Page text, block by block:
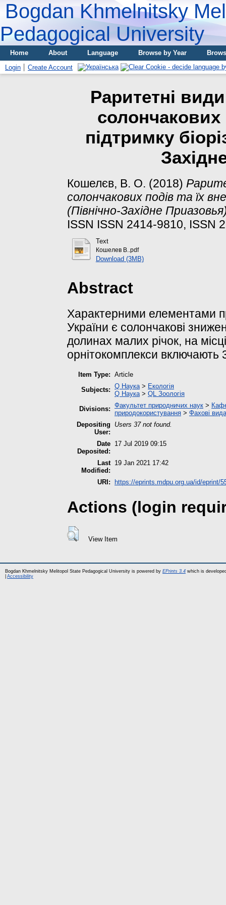
Bogdan Khmelnitsky
Pedagogical University
Home About Language Browse by Year
Login
Create Account
Раритетні
солончакових
підтримку
Кошелєв, В. О. (2018)
солончакових подів та їх
(Північно-Західне
ISSN ISSN 2414-9810, ISSN
Text
Кошелев В..pdf
Download (3MB)
Abstract
Характерними елементами
України є солончакові
долинах малих річок, на
орнітокомплекси включають
Item Type: Article
Subjects: Q Наука> Екологія
Q Наука> QL Зоологія
Divisions: Факультет природничих наук >
природокористування > Фахові
Depositing
User:
Users 37 not found.
Date
Deposited:
17 Jul 2019 09:15
Last
Modified:
19 Jan 2021 17:42
URI: https://eprints.mdpu.org.ua/id/eprint/
Actions (login
View Item
Bogdan Khmelnitsky Melitopol State Pedagogical University is powered by EPrints 3.4 which is
Accessibility